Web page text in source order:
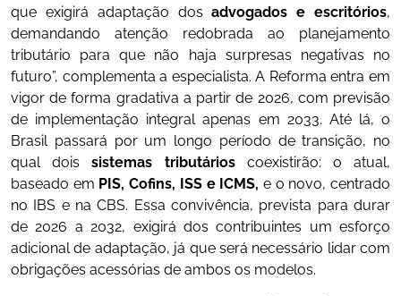
que exigirá adaptação dosadvogados e escritórios,
demandando atenção redobrada ao planejamento
tributário para que não haja surpresas negativas no
futuro”, complementa a especialista. A Reforma entra em
vigor de forma gradativa a partir de 2026, com previsão
de implementação integral apenas em 2033. Até lá, o
Brasil passará por um longo período de transição, no
qual doissistemas tributários coexistirão: o atual,
baseado em PIS, Cofins, ISS e ICMS, e o novo, centrado
no IBS e na CBS. Essa convivência, prevista para durar
de 2026 a 2032, exigirá dos contribuintes um esforço
adicional de adaptação, já que será necessário lidar com
obrigações acessórias de ambos os modelos.